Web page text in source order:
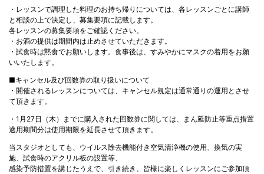
・レッスンで調理した料理のお持ち帰りについては、各レッスンごとに講師
と相談の上で決定し、募集要項に記載します。
各レッスンの募集要項をご確認ください。
・お酒の提供は期間内は止めさせていただきます。
・試食時は黙食でお願いします。食事後は、すみやかにマスクの着用をお願
いいたします。
■キャンセル及び回数券の取り扱いについて
・開催されるレッスンについては、キャンセル規定は通常通りの運用とさせ
て頂きます。
・1月27日（木）までに購入された回数券に関しては、まん延防止等重点措置
適用期間分は使用期限を延長させて頂きます。
当スタジオとしても、ウイルス除去機能付き空気清浄機の使用、換気の実
施、試食時のアクリル板の設置等、
感染予防措置を講じたうえで、引き続き、皆様に楽しくレッスンにご参加頂